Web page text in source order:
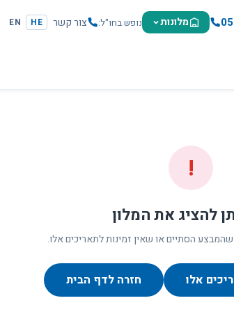
מלונות נופש בחו"ל צור קשר HE
EN
!
להציג את המלון
שהמבצע הסתיים או שאין זמינות לתאריכים אלו.
אלו חזרה לדף הבית